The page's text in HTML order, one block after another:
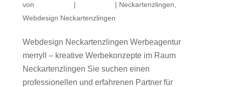
von | | Neckartenzlingen
Webdesign Neckartenzlingen
Webdesign Neckartenzlingen Werbeagentur
merryll – kreative Werbekonzepte im Raum
Neckartenzlingen Sie suchen einen
professionellen und erfahrenen Partner für